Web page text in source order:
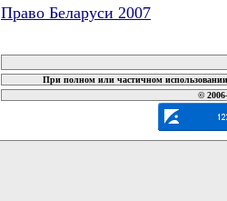
Право Беларуси 2007
При полном или частичном
©